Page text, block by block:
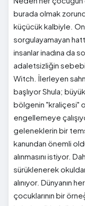
burada olmak
küçücük kalbiyle.
sorgulayamayan
insanlar inadına da
adaletsizliğin
Witch. İlerleyen
başlıyor Shula;
bölgenin "kraliçesi"
engellemeye
geleneklerin bir
kanundan önemli
alınmasını istiyor.
sürüklenerek
alınıyor. Dünyanın
çocuklarının bir